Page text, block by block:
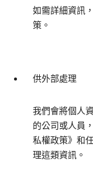
如需詳細資訊
策。
供外部處理
我們會將個人
的公司或人員
私權政策》和
理這類資訊。